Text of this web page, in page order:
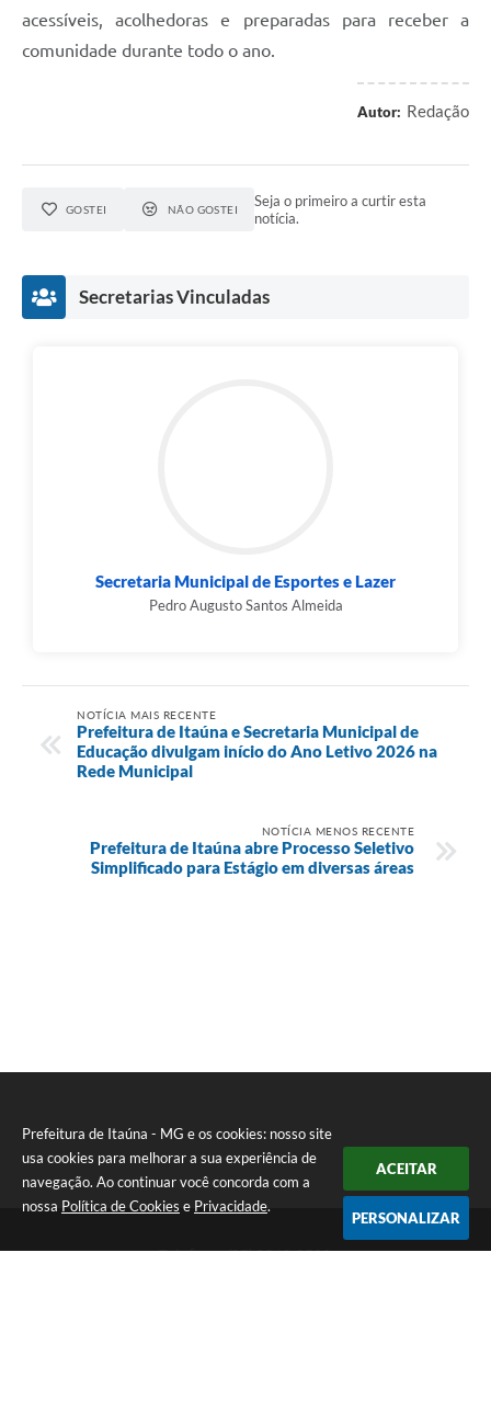
Prefeitura de Itaúna - MG e os cookies: nosso site
usa cookies para melhorar a sua experiência de
navegação. Ao continuar você concorda com a
nossa Política de Cookies e Privacidade.
ACEITAR
PERSONALIZAR
acessíveis, acolhedoras e preparadas para receber a
comunidade durante todo o ano.
Autor: Redação
GOSTEI NÃO GOSTEI
Seja o primeiro a curtir esta
notícia.
Secretarias Vinculadas
Secretaria Municipal de Esportes e Lazer
Pedro Augusto Santos Almeida
NOTÍCIA MAIS RECENTE
Prefeitura de Itaúna e Secretaria Municipal de
Educação divulgam início do Ano Letivo 2026 na
Rede Municipal
NOTÍCIA MENOS RECENTE
Prefeitura de Itaúna abre Processo Seletivo
Simplificado para Estágio em diversas áreas
Telefone: (37) 3249-9500